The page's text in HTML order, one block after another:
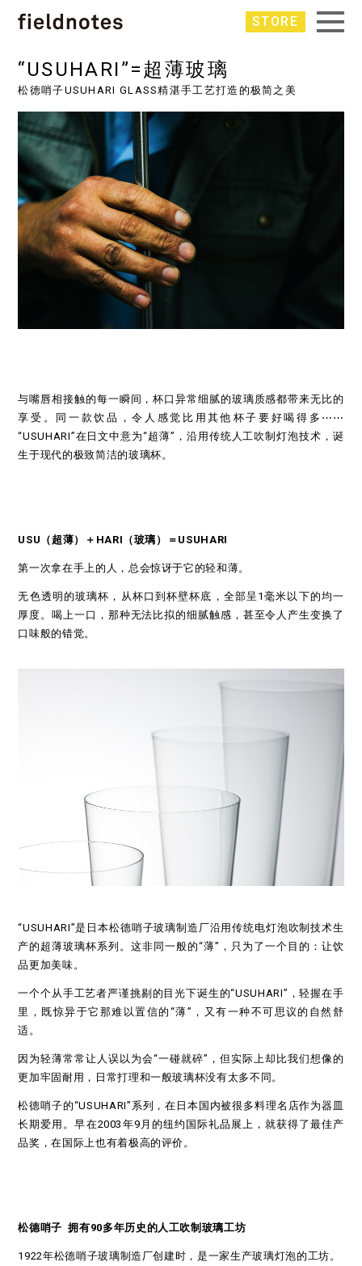
STORE
“USUHARI”=超薄玻璃
松徳哨子USUHARI GLASS精湛手工艺打造的极简之美
与嘴唇相接触的每一瞬间，杯口异常细腻的玻璃质感都带来无比的
享受。同一款饮品，令人感觉比用其他杯子要好喝得多⋯⋯
“USUHARI”在日文中意为“超薄”，沿用传统人工吹制灯泡技术，诞
生于现代的极致简洁的玻璃杯。
USU （超薄）＋HARI（玻璃）＝USUHARI
第一次拿在手上的人，总会惊讶于它的轻和薄。
无色透明的玻璃杯，从杯口到杯壁杯底，全部呈1毫米以下的均一
厚度。喝上一口，那种无法比拟的细腻触感，甚至令人产生变换了
口味般的错觉。
“USUHARI”是日本松德哨子玻璃制造厂沿用传统电灯泡吹制技术生
产的超薄玻璃杯系列。这非同一般的“薄”，只为了一个目的：让饮
品更加美味。
一个个从手工艺者严谨挑剔的目光下诞生的“USUHARI”，轻握在手
里，既惊异于它那难以置信的“薄”，又有一种不可思议的自然舒
适。
因为轻薄常常让人误以为会“一碰就碎”，但实际上却比我们想像的
更加牢固耐用，日常打理和一般玻璃杯没有太多不同。
松德哨子的“USUHARI”系列，在日本国内被很多料理名店作为器皿
长期爱用。早在2003年9月的纽约国际礼品展上，就获得了最佳产
品奖，在国际上也有着极高的评价。
松德哨子拥有90多年历史的人工吹制玻璃工坊
1922年松德哨子玻璃制造厂创建时，是一家生产玻璃灯泡的工坊。